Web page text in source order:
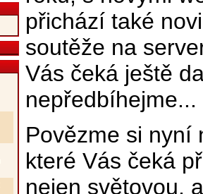
přichází také
soutěže na
Vás čeká ještě
nepředbíhejme...
Povězme si nyní
které Vás čeká
nejen světovou,